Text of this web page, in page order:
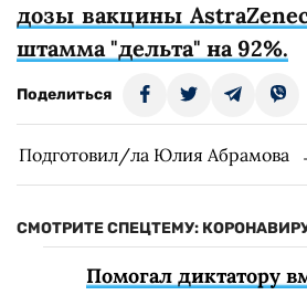
дозы вакцины
штамма "дельта" на 92%.
Поделиться
Подготовил/ла Юлия Абрамова
СМОТРИТЕ СПЕЦТЕМУ:
Помогал диктатору